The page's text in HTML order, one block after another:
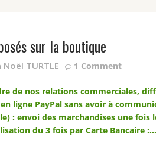
sur la boutique
TURTLE 1 Comment
de nos relations commerciales,
ligne PayPal sans avoir à
: envoi des marchandises une
du 3 fois par Carte Bancaire :…